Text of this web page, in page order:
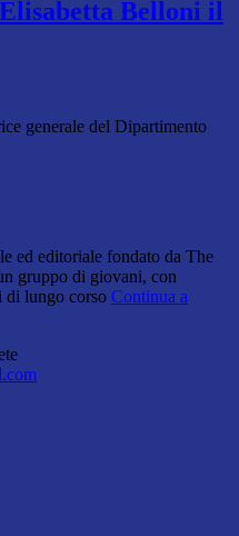
Belloni il
generale del Dipartimento
ed editoriale fondato da The
gruppo di giovani, con
di lungo corso Continua a